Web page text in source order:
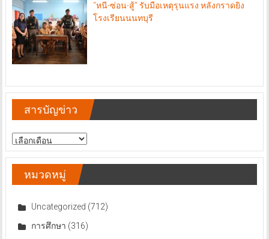
“หนี-ซ่อน-สู้” รับมือเหตุรุนแรง หลังกราดยิง
โรงเรียนนนทบุรี
สารบัญข่าว
สารบัญ
ข่าว
หมวดหมู่
Uncategorized (712)
การศึกษา (316)